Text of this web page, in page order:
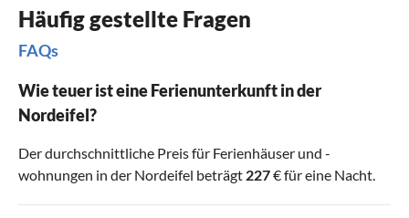
Häufig gestellte Fragen
FAQs
Wie teuer ist eine Ferienunterkunft in der
Nordeifel?
Der durchschnittliche Preis für Ferienhäuser und -
wohnungen in der Nordeifel beträgt 227€ für eine Nacht.